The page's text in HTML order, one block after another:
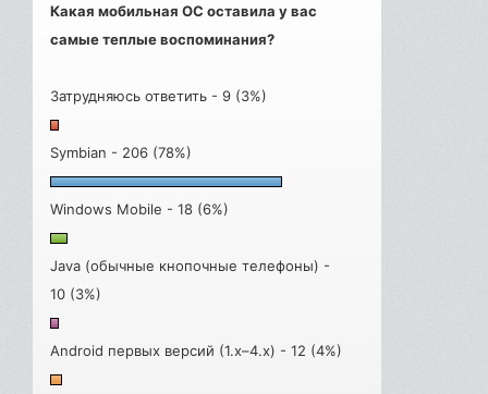
Какая мобильная ОС оставила у вас
самые теплые воспоминания?
Затрудняюсь ответить - 9 (3%)
Symbian - 206 (78%)
Windows Mobile - 18 (6%)
Java (обычные кнопочные телефоны) -
10 (3%)
Android первых версий (1.x–4.x) - 12 (4%)